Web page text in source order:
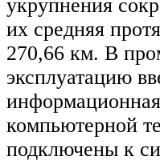
укрупнения
их средняя
270,66 км. В
эксплуатацию
компьютерной
подключены к